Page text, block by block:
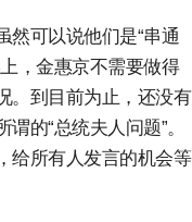
然可以说他们是“串通
，金惠京不需要做得
。到目前为止，还没有
的“总统夫人问题”。
给所有人发言的机会等